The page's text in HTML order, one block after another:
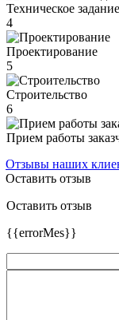
Техническое задание
4
Проектирование
5
Строительство
6
Прием работы
Отзывы наших
Оставить отзыв
Оставить отзыв
{{errorMes}}